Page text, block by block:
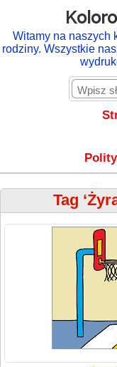
Witamy na naszych
rodziny. Wszystkie
Tag